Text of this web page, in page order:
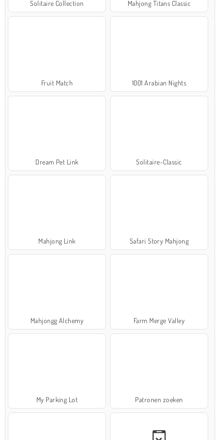
Solitaire Collection Mahjong Titans Classic
Fruit Match 1001 Arabian Nights
Dream Pet Link Solitaire-Classic
Mahjong Link Safari Story Mahjong
Mahjongg Alchemy Farm Merge Valley
My Parking Lot Patronen zoeken